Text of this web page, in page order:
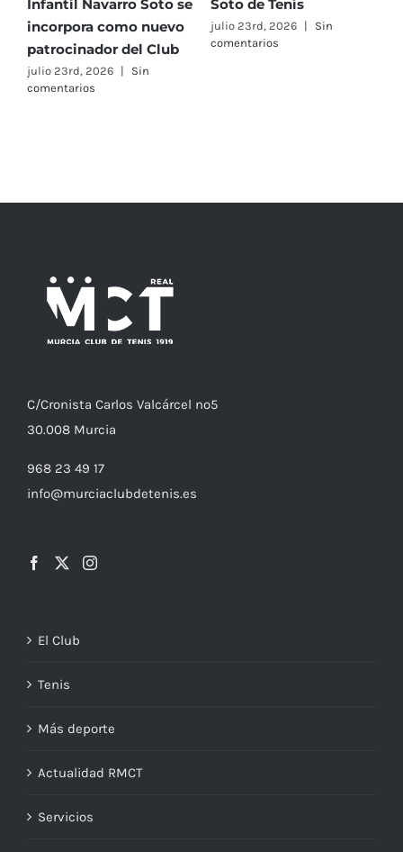
Infantil Navarro Soto se
incorpora como nuevo
patrocinador del Club
julio 23rd, 2026 |
Sin
comentarios
Soto de Tenis
julio 23rd, 2026 |
Sin
comentarios
C/Cronista Carlos Valcárcel nº5
30.008 Murcia
968 23 49 17
info@murciaclubdetenis.es
El Club
Tenis
Más deporte
Actualidad RMCT
Servicios